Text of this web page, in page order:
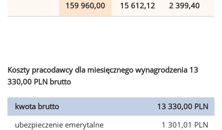
159 960,00 15 612,12 2 399,40
Koszty pracodawcy dla miesięcznego wynagrodzenia 13
330,00 PLN brutto
kwota brutto
13 330,00 PLN
ubezpieczenie emerytalne
1 301,01 PLN